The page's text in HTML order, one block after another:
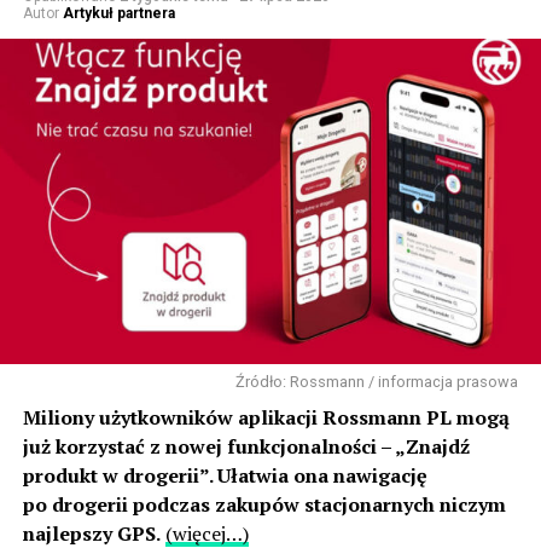
Autor Artykuł partnera
Źródło: Rossmann / informacja prasowa
Miliony użytkowników aplikacji Rossmann PL mogą
już korzystać z nowej funkcjonalności – „Znajdź
produkt w drogerii”. Ułatwia ona nawigację
po drogerii podczas zakupów stacjonarnych niczym
najlepszy GPS. (więcej…)